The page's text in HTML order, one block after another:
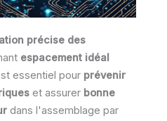
précise des
espacement idéal
essentiel pour prévenir
et assurer bonne
dans l'assemblage par